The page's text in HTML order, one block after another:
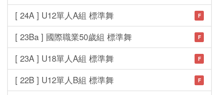
[ 24A ] U12單人A組 標準舞 F
[ 23Ba ] 國際職業50歲組 標準舞 F
[ 23A ] U18單人A組 標準舞 F
[ 22B ] U12單人B組 標準舞 F